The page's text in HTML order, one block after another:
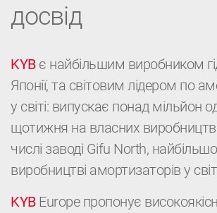
досвід
KYBє найбільшим виробником
Японії, та світовим лідером по
у світі: випускає понад мільйон
щотижня на власних
числі заводі Gifu North,
виробництві амортизаторів у
KYBEurope пропонує